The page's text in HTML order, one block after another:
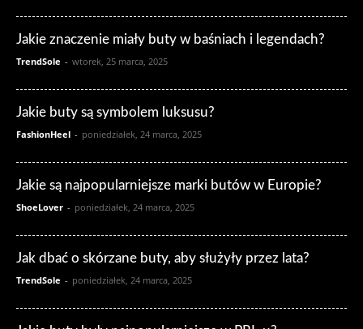
Jakie znaczenie miały buty w baśniach i legendach?
TrendSole - wtorek, 25 marca, 2025
Jakie buty są symbolem luksusu?
FashionHeel - poniedziałek, 24 marca, 2025
Jakie są najpopularniejsze marki butów w Europie?
ShoeLover - poniedziałek, 24 marca, 2025
Jak dbać o skórzane buty, aby służyły przez lata?
TrendSole - poniedziałek, 24 marca, 2025